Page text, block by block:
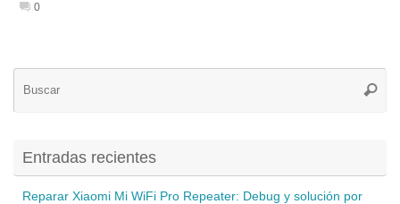
0
Entradas recientes
Reparar Xiaomi Mi WiFi Pro Repeater: Debug y solución por